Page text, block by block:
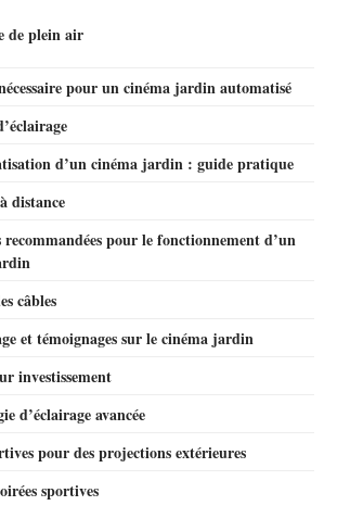
de plein air
pour un cinéma jardin automatisé
d’un cinéma jardin : guide pratique
distance
pour le fonctionnement d’un
câbles
et témoignages sur le cinéma jardin
investissement
d’éclairage avancée
pour des projections extérieures
sportives